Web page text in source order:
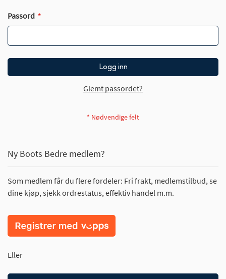
Passord
Logg inn
Glemt passordet?
Ny Boots Bedre medlem?
Som medlem får du flere fordeler: Fri frakt, medlemstilbud, se
dine kjøp, sjekk ordrestatus, effektiv handel m.m.
Eller